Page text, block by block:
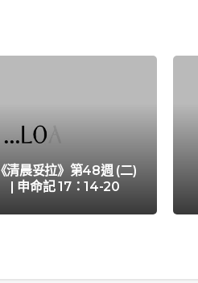
《清晨妥拉》第48週 (二)
| 申命記 17：14-20